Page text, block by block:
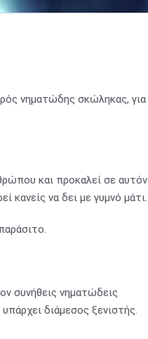
νηματώδης σκώληκας, για
και προκαλεί σε αυτόν
κανείς να δει με γυμνό μάτι.
συνήθεις νηματώδεις
διάμεσος ξενιστής.